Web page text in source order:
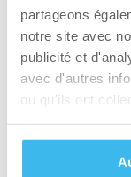
partageons
notre site avec
publicité et
avec d'autres
ou qu'ils ont